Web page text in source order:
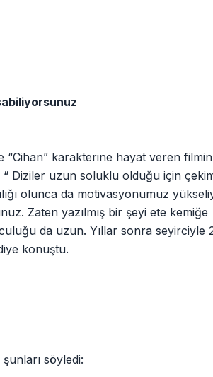
“Cihan” karakterine hayat veren
Diziler uzun soluklu olduğu için
olunca da motivasyonumuz
Zaten yazılmış bir şeyi ete kemiğe
da uzun. Yıllar sonra seyirciyle
konuştu.
söyledi: